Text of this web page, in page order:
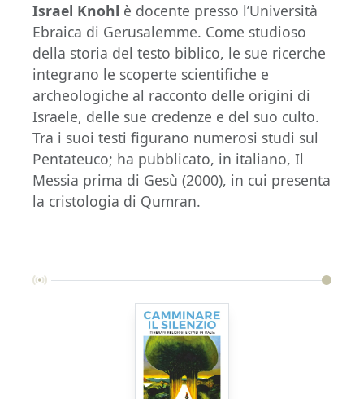
Israel Knohl è docente presso l’Università
Ebraica di Gerusalemme. Come studioso
della storia del testo biblico, le sue ricerche
integrano le scoperte scientifiche e
archeologiche al racconto delle origini di
Israele, delle sue credenze e del suo culto.
Tra i suoi testi figurano numerosi studi sul
Pentateuco; ha pubblicato, in italiano, Il
Messia prima di Gesù (2000), in cui presenta
la cristologia di Qumran.